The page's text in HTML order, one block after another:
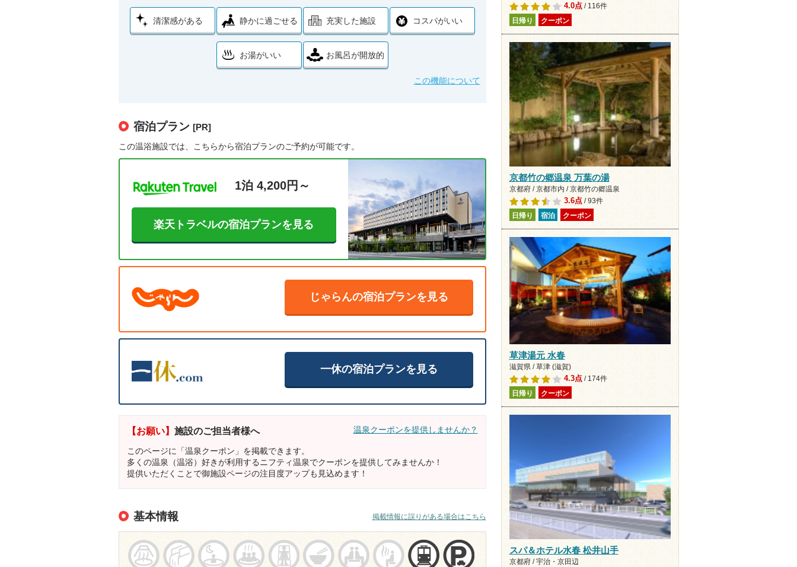
清潔感がある 静かに過ごせる 充実した施設 コスパがいい
お湯がいい お風呂が開放的
この機能について
宿泊プラン [PR]
この温浴施設では、こちらから宿泊プランのご予約が可能です。
1泊 4,200円～
楽天トラベルの宿泊プランを見る
じゃらんの宿泊プランを見る
一休の宿泊プランを見る
【お願い】 施設のご担当者様へ 温泉クーポンを提供しませんか？
このページに「温泉クーポン」を掲載できます。
多くの温泉（温浴）好きが利用するニフティ温泉でクーポンを提供してみませんか！
提供いただくことで御施設ページの注目度アップも見込めます！
基本情報 掲載情報に誤りがある場合はこちら
4.0点/ 116件
日帰り クーポン
京都竹の郷温泉 万葉の湯
京都府 / 京都市内 / 京都竹の郷温泉
3.6点/ 93件
日帰り 宿泊 クーポン
草津湯元 水春
滋賀県 / 草津 (滋賀)
4.3点/ 174件
日帰り クーポン
スパ＆ホテル水春 松井山手
京都府 / 宇治・京田辺